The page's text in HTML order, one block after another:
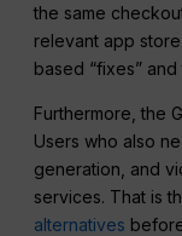
the same
relevant app
based “fixes”
Furthermore, the
Users who also
generation, and
services. That is
alternatives